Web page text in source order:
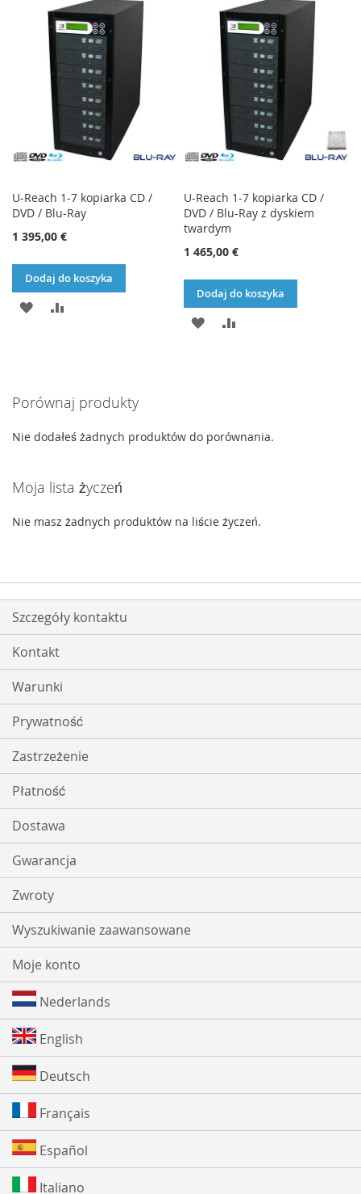
ŻYCZEŃ
LISTY
ŻYCZEŃ
U-Reach 1-7 kopiarka CD /
DVD / Blu-Ray
1 395,00 €
Dodaj do koszyka
DODAJ
U-Reach 1-7 kopiarka CD /
DVD / Blu-Ray z dyskiem
twardym
1 465,00 €
Dodaj do koszyka
DODAJ
Porównaj produkty
Nie dodałeś żadnych produktów do porównania.
Moja lista życzeń
Nie masz żadnych produktów na liście życzeń.
Szczegóły kontaktu
Kontakt
Warunki
Prywatność
Zastrzeżenie
Płatność
Dostawa
Gwarancja
Zwroty
Wyszukiwanie zaawansowane
Moje konto
Nederlands
English
Deutsch
Français
Español
Italiano